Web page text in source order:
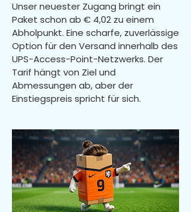
Unser neuester Zugang bringt ein
Paket schon ab € 4,02 zu einem
Abholpunkt. Eine scharfe, zuverlässige
Option für den Versand innerhalb des
UPS-Access-Point-Netzwerks. Der
Tarif hängt von Ziel und
Abmessungen ab, aber der
Einstiegspreis spricht für sich.